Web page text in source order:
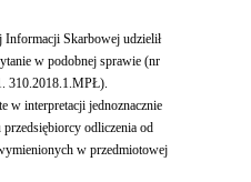
Skarbowej udzielił
w podobnej sprawie (nr
310.2018.1.MPŁ).
w interpretacji jednoznacznie
odliczenia od
w przedmiotowej